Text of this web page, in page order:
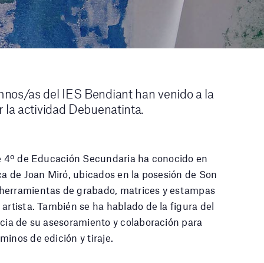
as del IES Bendiant han venido a la
actividad Debuenatinta.
de Educación Secundaria ha conocido en
de Joan Miró, ubicados en la posesión de Son
de grabado, matrices y estampas
También se ha hablado de la figura del
de su asesoramiento y colaboración para
de edición y tiraje.